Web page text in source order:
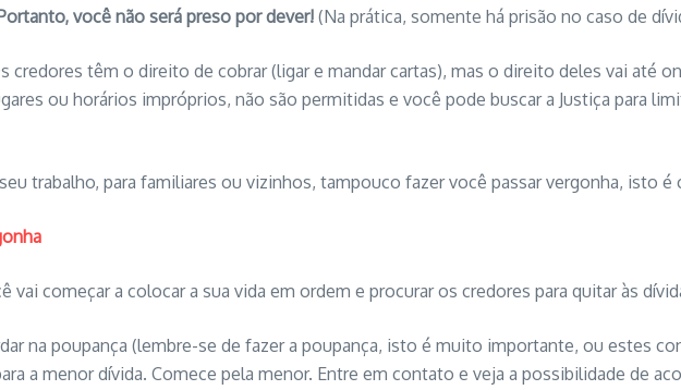
você não será preso por dever! (Na prática, somente há prisão no caso de
credores têm o direito de cobrar (ligar e mandar cartas), mas o direito deles vai até
ou horários impróprios, não são permitidas e você pode buscar a Justiça para
trabalho, para familiares ou vizinhos, tampouco fazer você passar vergonha, isto é
vai começar a colocar a sua vida em ordem e procurar os credores para quitar às
na poupança (lembre-se de fazer a poupança, isto é muito importante, ou estes
a menor dívida. Comece pela menor. Entre em contato e veja a possibilidade de